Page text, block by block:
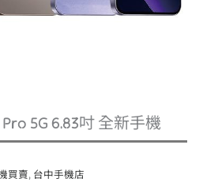
5G 6.83吋 全新手機
買賣, 台中手機店